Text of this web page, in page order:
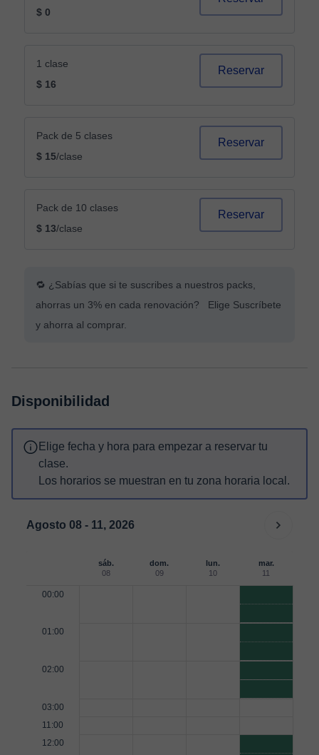
$ 0
1 clase
$ 16
Reservar
Pack de 5 clases
$ 15/clase
Reservar
Pack de 10 clases
$ 13/clase
Reservar
🔁 ¿Sabías que si te suscribes a nuestros packs,
ahorras un 3% en cada renovación? Elige Suscríbete
y ahorra al comprar.
Disponibilidad
Elige fecha y hora para empezar a reservar tu
clase.
Los horarios se muestran en tu zona horaria local.
Agosto 08 - 11, 2026
sáb.
08
dom.
09
lun.
10
mar.
11
00:00
01:00
02:00
03:00
11:00
12:00